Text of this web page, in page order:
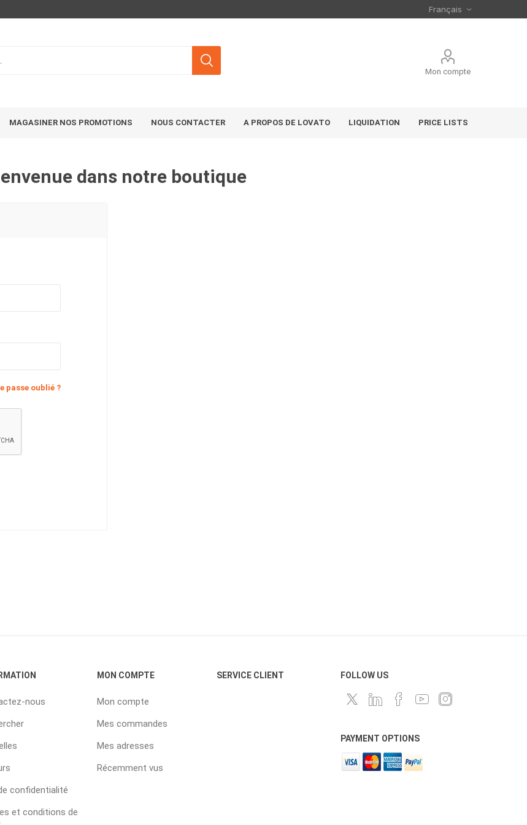
Mon compte
MAGASINER NOS PROMOTIONS NOUS CONTACTER A PROPOS DE LOVATO LIQUIDATION PRICE LISTS
dans notre boutique
passe oublié ?
nous
confidentialité
et conditions de
MON COMPTE
Mon compte
Mes commandes
Mes adresses
Récemment vus
SERVICE CLIENT FOLLOW US
PAYMENT OPTIONS